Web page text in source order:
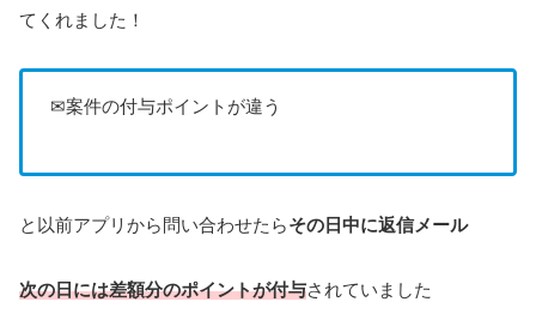
てくれました！
✉案件の付与ポイントが違う
と以前アプリから問い合わせたらその日中に返信メール
次の日には差額分のポイントが付与されていました